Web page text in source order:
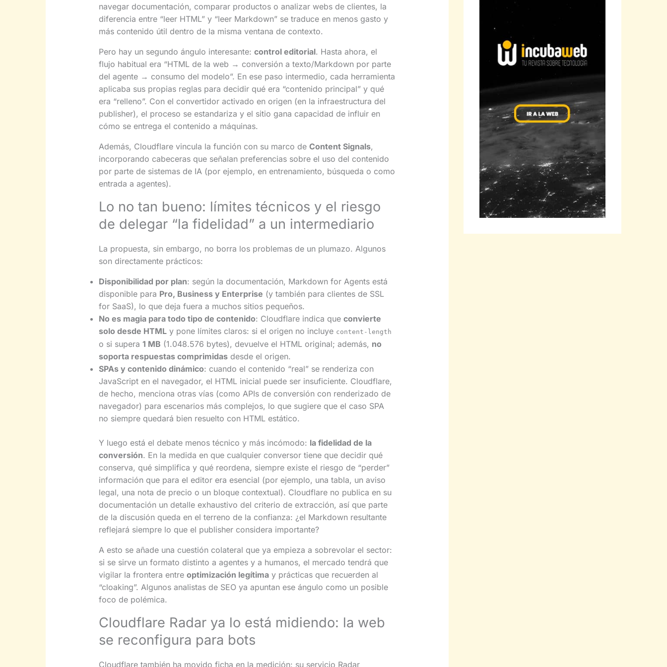
navegar documentación, comparar productos o analizar webs de clientes, la
diferencia entre “leer HTML” y “leer Markdown” se traduce en menos gasto y
más contenido útil dentro de la misma ventana de contexto.
Pero hay un segundo ángulo interesante: control editorial. Hasta ahora, el
flujo habitual era “HTML de la web → conversión a texto/Markdown por parte
del agente → consumo del modelo”. En ese paso intermedio, cada herramienta
aplicaba sus propias reglas para decidir qué era “contenido principal” y qué
era “relleno”. Con el convertidor activado en origen (en la infraestructura del
publisher), el proceso se estandariza y el sitio gana capacidad de influir en
cómo se entrega el contenido a máquinas.
Además, Cloudflare vincula la función con su marco de Content Signals,
incorporando cabeceras que señalan preferencias sobre el uso del contenido
por parte de sistemas de IA (por ejemplo, en entrenamiento, búsqueda o como
entrada a agentes).
Lo no tan bueno: límites técnicos y el riesgo
de delegar “la fidelidad” a un intermediario
La propuesta, sin embargo, no borra los problemas de un plumazo. Algunos
son directamente prácticos:
Disponibilidad por plan: según la documentación, Markdown for Agents está
disponible para Pro, Business y Enterprise (y también para clientes de SSL
for SaaS), lo que deja fuera a muchos sitios pequeños.
No es magia para todo tipo de contenido: Cloudflare indica que convierte
solo desde HTMLy pone límites claros: si el origen no incluye content-length
o si supera 1 MB (1.048.576 bytes), devuelve el HTML original; además, no
soporta respuestas comprimidasdesde el origen.
SPAs y contenido dinámico: cuando el contenido “real” se renderiza con
JavaScript en el navegador, el HTML inicial puede ser insuficiente. Cloudflare,
de hecho, menciona otras vías (como APIs de conversión con renderizado de
navegador) para escenarios más complejos, lo que sugiere que el caso SPA
no siempre quedará bien resuelto con HTML estático.
Y luego está el debate menos técnico y más incómodo: la fidelidad de la
conversión. En la medida en que cualquier conversor tiene que decidir qué
conserva, qué simplifica y qué reordena, siempre existe el riesgo de “perder”
información que para el editor era esencial (por ejemplo, una tabla, un aviso
legal, una nota de precio o un bloque contextual). Cloudflare no publica en su
documentación un detalle exhaustivo del criterio de extracción, así que parte
de la discusión queda en el terreno de la confianza: ¿el Markdown resultante
reflejará siempre lo que el publisher considera importante?
A esto se añade una cuestión colateral que ya empieza a sobrevolar el sector:
si se sirve un formato distinto a agentes y a humanos, el mercado tendrá que
vigilar la frontera entre optimización legítimay prácticas que recuerden al
“cloaking”. Algunos analistas de SEO ya apuntan ese ángulo como un posible
foco de polémica.
Cloudflare Radar ya lo está midiendo: la web
se reconfigura para bots
Cloudflare también ha movido ficha en la medición: su servicio Radar